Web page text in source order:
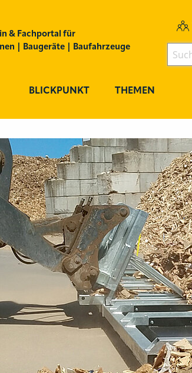
& Fachportal für
| Baugeräte | Baufahrzeuge
BLICKPUNKT THEMEN